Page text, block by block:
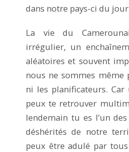
dans notre pays-ci du
La vie du
irrégulier, un
aléatoires et souvent
nous ne sommes même
ni les planificateurs.
peux te retrouver
lendemain tu es l’un
déshérités de notre
peux être adulé par